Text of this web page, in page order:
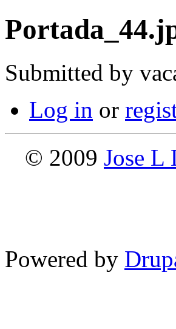
Submitted by
Log in or
© 2009 Jose L
Powered by